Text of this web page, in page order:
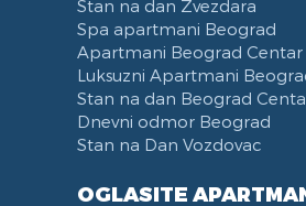
Stan na dan Zvezdara
Spa apartmani Beograd
Apartmani Beograd Centar
Luksuzni Apartmani
Stan na dan Beograd
Dnevni odmor Beograd
Stan na Dan Vozdovac
OGLASITE